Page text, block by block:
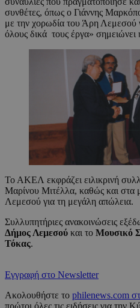
συνθέτες, όπως ο Γιάννης
με την χορωδία του Άρη Λεμεσού
όλους δικά τους έργα» σημειώνει
Το ΑΚΕΛ εκφράζει ειλικρινή
Μαρίνου Μιτέλλα, καθώς και στα
Λεμεσού για τη μεγάλη απώλεια.
Συλλυπητήριες ανακοινώσεις
Δήμος Λεμεσού και το Μουσικό
Τόκας.
Εγγραφή στο Newsletter
Ακολουθήστε το philenews.com
πρώτοι όλες τις ειδήσεις για την